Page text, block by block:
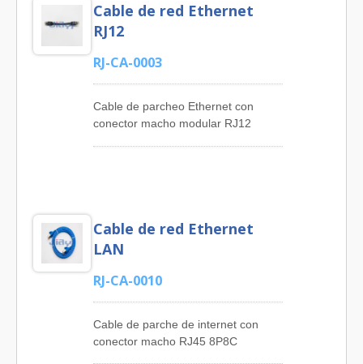
Cable de red Ethernet
RJ12
RJ-CA-0003
Cable de parcheo Ethernet con
conector macho modular RJ12
USB, ensamblajes de cables Micro
USB, ensamblajes de cables RJ45,
Ethernet, ensamblajes de cables
cables de audio estéreo,
ensamblajes de cables de
Cable de red Ethernet
LAN
RJ-CA-0010
Cable de parche de internet con
conector macho RJ45 8P8C